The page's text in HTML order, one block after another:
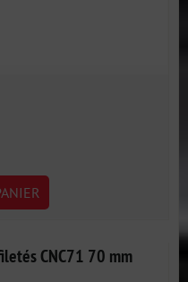
CNC71 70 mm